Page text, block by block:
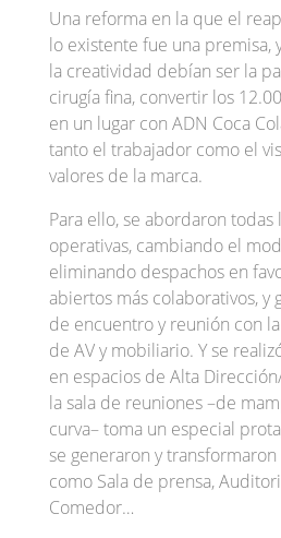
Una reforma en la que el
lo existente fue una premisa,
la creatividad debían ser la
cirugía fina, convertir los
en un lugar con ADN Coca
tanto el trabajador como el
valores de la marca.
Para ello, se abordaron todas
operativas, cambiando el
eliminando despachos en
abiertos más colaborativos, y
de encuentro y reunión con
de AV y mobiliario. Y se
en espacios de Alta
la sala de reuniones –de
curva– toma un especial
se generaron y
como Sala de prensa,
Comedor…